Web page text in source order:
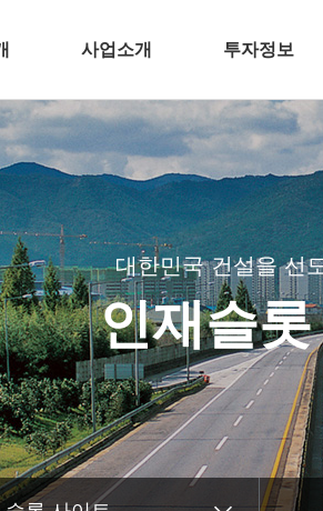
워크
침
길
사업소개
주택개발
토목
플랜트
환경
해외
인테리어
투자정보
전자공고
대한민국 건설을 선
인재슬